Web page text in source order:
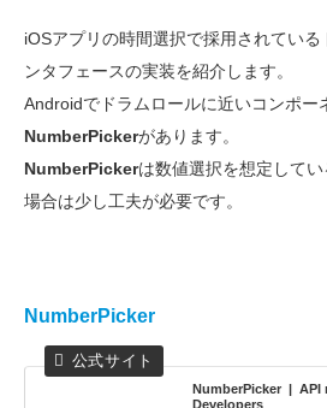
iOSアプリの時間選択で採用されてい
ンタフェースの実装を紹介します。
Androidでドラムロールに近いコンポー
NumberPickerがあります。
NumberPickerは数値選択を想定して
場合は少し工夫が必要です。
NumberPicker
NumberPicker |
Developers